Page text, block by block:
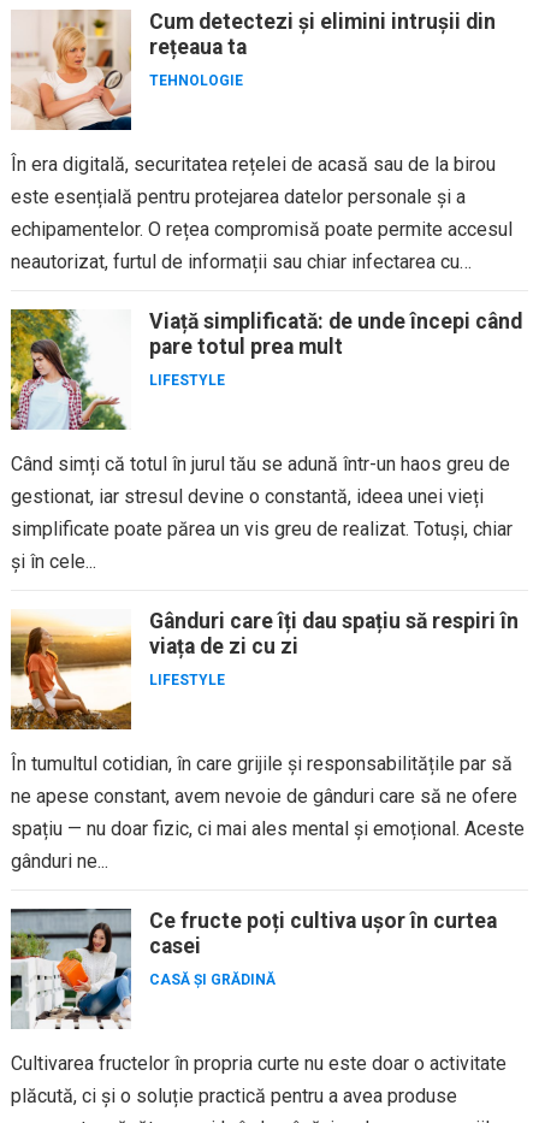
Cum detectezi și elimini intrușii din
rețeaua ta
TEHNOLOGIE
În era digitală, securitatea rețelei de acasă sau de la birou
este esențială pentru protejarea datelor personale și a
echipamentelor. O rețea compromisă poate permite accesul
neautorizat, furtul de informații sau chiar infectarea cu
Viață simplificată: de unde începi când
pare totul prea mult
LIFESTYLE
Când simți că totul în jurul tău se adună într-un haos greu de
gestionat, iar stresul devine o constantă, ideea unei vieți
simplificate poate părea un vis greu de realizat. Totuși, chiar
și în cele...
Gânduri care îți dau spațiu să respiri în
viața de zi cu zi
LIFESTYLE
În tumultul cotidian, în care grijile și responsabilitățile par să
ne apese constant, avem nevoie de gânduri care să ne ofere
spațiu — nu doar fizic, ci mai ales mental și emoțional. Aceste
gânduri ne...
Ce fructe poți cultiva ușor în curtea
casei
CASĂ ȘI GRĂDINĂ
Cultivarea fructelor în propria curte nu este doar o activitate
plăcută, ci și o soluție practică pentru a avea produse